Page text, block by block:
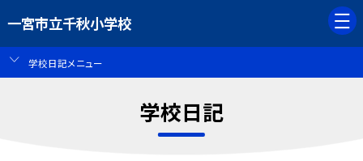
一宮市立千秋小学校
学校日記メニュー
学校日記